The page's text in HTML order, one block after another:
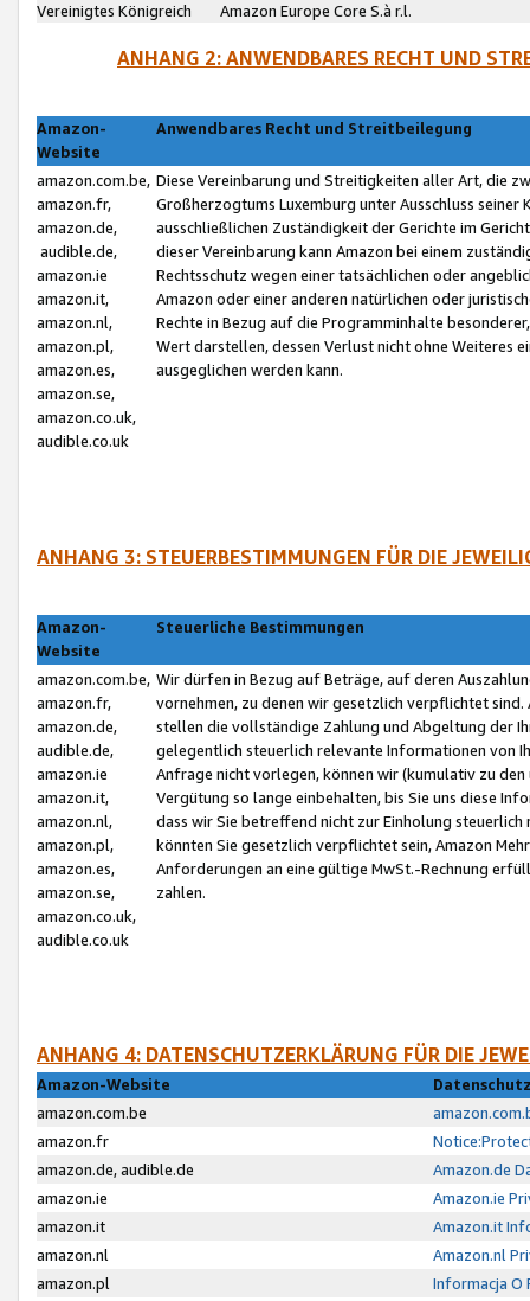
Vereinigtes Königreich
Amazon Europe Core S.à r.l.
ANHANG 2: ANWENDBARES RECHT UND
Amazon-
Website
Anwendbares Recht und Streitbeilegung
amazon.com.be,
amazon.fr,
amazon.de,
audible.de,
amazon.ie
amazon.it,
amazon.nl,
amazon.pl,
amazon.es,
amazon.se,
amazon.co.uk,
audible.co.uk
Diese Vereinbarung und Streitigkeiten aller Art, die
Großherzogtums Luxemburg unter Ausschluss
ausschließlichen Zuständigkeit der Gerichte im
dieser Vereinbarung kann Amazon bei einem
Rechtsschutz wegen einer tatsächlichen oder
Amazon oder einer anderen natürlichen oder
Rechte in Bezug auf die Programminhalte
Wert darstellen, dessen Verlust nicht ohne Weiteres
ausgeglichen werden kann.
ANHANG 3: STEUERBESTIMMUNGEN FÜR DIE
Amazon-
Website
Steuerliche Bestimmungen
amazon.com.be,
amazon.fr,
amazon.de,
audible.de,
amazon.ie
amazon.it,
amazon.nl,
amazon.pl,
amazon.es,
amazon.se,
amazon.co.uk,
audible.co.uk
Wir dürfen in Bezug auf Beträge, auf deren
vornehmen, zu denen wir gesetzlich verpflichtet
stellen die vollständige Zahlung und Abgeltung der
gelegentlich steuerlich relevante Informationen von
Anfrage nicht vorlegen, können wir (kumulativ zu
Vergütung so lange einbehalten, bis Sie uns diese
dass wir Sie betreffend nicht zur Einholung
könnten Sie gesetzlich verpflichtet sein, Amazon
Anforderungen an eine gültige MwSt.-Rechnung
zahlen.
ANHANG 4: DATENSCHUTZERKLÄRUNG FÜR DIE
Amazon-Website
amazon.com.be
amazon.fr
amazon.de, audible.de
Amazon.de
amazon.ie
Amazon.ie
amazon.it
Amazon.it
amazon.nl
Amazon.nl
amazon.pl
Informacja O